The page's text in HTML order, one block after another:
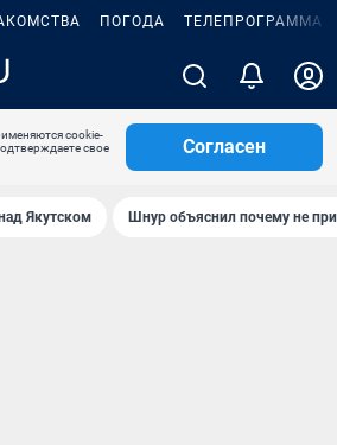
ПОГОДА ТЕЛЕПРОГРАММА
cookie-
свое
Согласен
Якутском Шнур объяснил почему не